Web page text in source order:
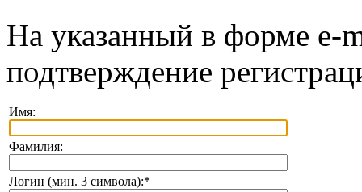
На указанный в форме e-
подтверждение
Имя:
Фамилия:
Логин (мин. 3 символа):*